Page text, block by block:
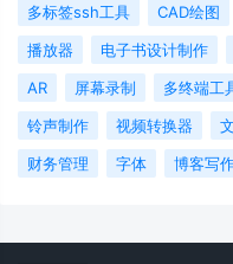
多标签ssh工具
CAD绘图
播放器
电子书设计制作
AR
屏幕录制 多终端工
铃声制作
视频转换器
财务管理
字体 博客写